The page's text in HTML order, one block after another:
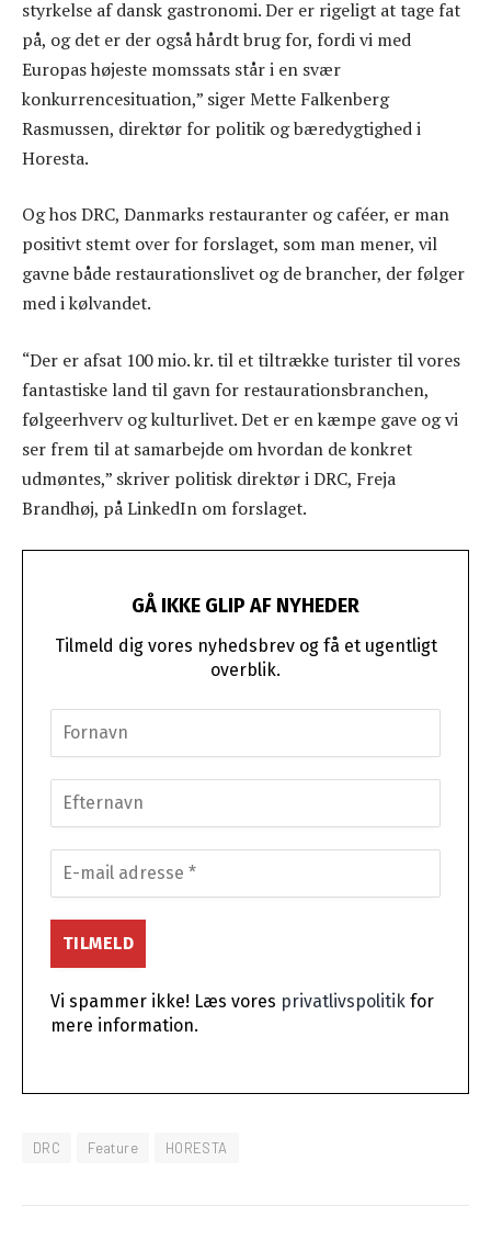
styrkelse af dansk gastronomi. Der er rigeligt at tage fat
på, og det er der også hårdt brug for, fordi vi med
Europas højeste momssats står i en svær
konkurrencesituation,” siger Mette Falkenberg
Rasmussen, direktør for politik og bæredygtighed i
Horesta.
Og hos DRC, Danmarks restauranter og caféer, er man
positivt stemt over for forslaget, som man mener, vil
gavne både restaurationslivet og de brancher, der følger
med i kølvandet.
“Der er afsat 100 mio. kr. til et tiltrække turister til vores
fantastiske land til gavn for restaurationsbranchen,
følgeerhverv og kulturlivet. Det er en kæmpe gave og vi
ser frem til at samarbejde om hvordan de konkret
udmøntes,” skriver politisk direktør i DRC, Freja
Brandhøj, på LinkedIn om forslaget.
GÅ IKKE GLIP AF NYHEDER
Tilmeld dig vores nyhedsbrev og få et ugentligt
overblik.
Vi spammer ikke! Læs vores privatlivspolitik for
mere information.
DRC Feature HORESTA